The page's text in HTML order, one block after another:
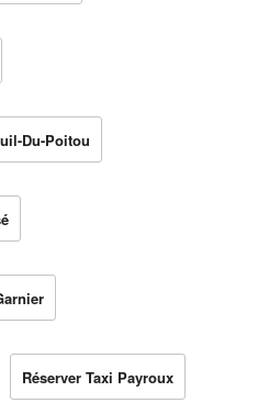
Du-Poitou
Réserver Taxi Payroux